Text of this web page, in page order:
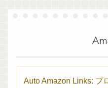
Auto Amazon Links: プ